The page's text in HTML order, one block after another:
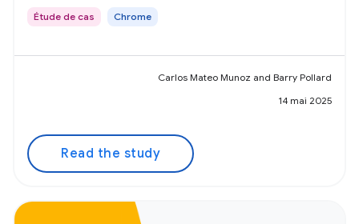
Étude de cas Chrome
Carlos Mateo Munoz and Barry Pollard
14 mai 2025
Read the study